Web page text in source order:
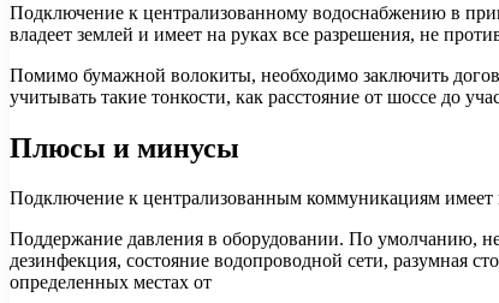
Подключение к централизованному водоснабжению в
владеет землей и имеет на руках все разрешения, не
Помимо бумажной волокиты, необходимо заключить
учитывать такие тонкости, как расстояние от шоссе до
Плюсы и минусы
Подключение к централизованным коммуникациям
Поддержание давления в оборудовании. По умолчанию,
дезинфекция, состояние водопроводной сети, разумная
определенных местах от